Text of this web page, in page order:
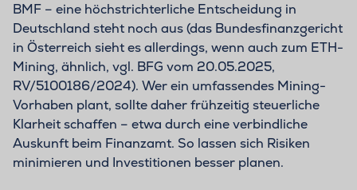
BMF – eine höchstrichterliche Entscheidung in
Deutschland steht noch aus (das Bundesfinanzgericht
in Österreich sieht es allerdings, wenn auch zum ETH-
Mining, ähnlich, vgl. BFG vom 20.05.2025,
RV/5100186/2024). Wer ein umfassendes Mining-
Vorhaben plant, sollte daher frühzeitig steuerliche
Klarheit schaffen – etwa durch eine verbindliche
Auskunft beim Finanzamt. So lassen sich Risiken
minimieren und Investitionen besser planen.